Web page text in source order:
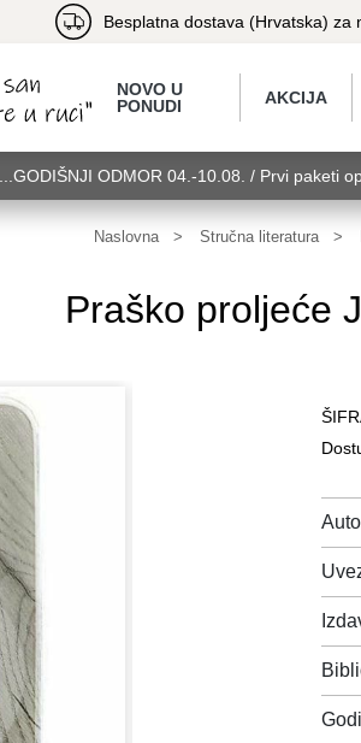
Besplatna dostava (Hrvatska) za
NOVO U
PONUDI
AKCIJA
ODMOR 04.-10.08. / Prvi paketi
ODMOR 04.-10.08.
utorak........GODIŠNJI ODMOR 04.-
Naslovna Stručna literatura
Praško proljeće